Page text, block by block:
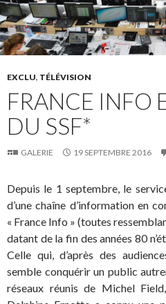
EXCLU, TÉLÉVISION
FRANCE INFO
DU SSF*
GALERIE 19 SEPTEMBRE 2016
Depuis le 1 septembre, le
d’une chaîne d’information en
« France Info » (toutes
datant de la fin des années 80
Celle qui, d’après des
semble conquérir un public
réseaux réunis de Michel